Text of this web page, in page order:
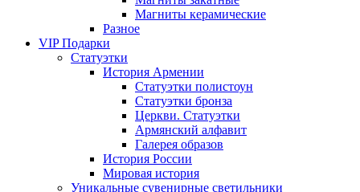
Магниты керамические
Разное
VIP Подарки
Статуэтки
История Армении
Статуэтки полистоун
Статуэтки бронза
Церкви. Статуэтки
Армянский алфавит
Галерея образов
История России
Мировая история
Уникальные сувенирные светильники